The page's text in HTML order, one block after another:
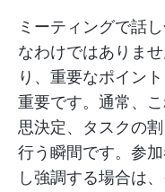
ミーティングで話
なわけではありま
り、重要なポイン
重要です。通常、
思決定、タスクの
行う瞬間です。参
し強調する場合は